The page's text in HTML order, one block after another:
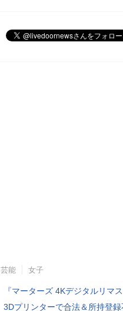
芸能 女子
『マーターズ 4Kデジタルリマスター』オールナイト上映、鬼畜な併映作品が決定 全部観たら“生還
3Dプリンターで合法＆所持登録不要のセミオートマチック銃を自作、発砲試験